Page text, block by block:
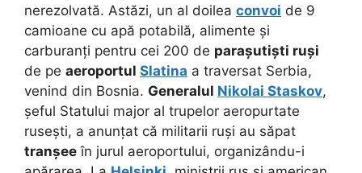
nerezolvată. Astăzi, un al doilea convoi de 9
camioane cu apă potabilă, alimente și
carburanți pentru cei 200 de parașutiști ruși
de pe aeroportul Slatina a traversat Serbia,
venind din Bosnia. Generalul Nikolai Staskov,
șeful Statului major al trupelor aeropurtate
rusești, a anunțat că militarii ruși au săpat
tranșee în jurul aeroportului, organizându-i